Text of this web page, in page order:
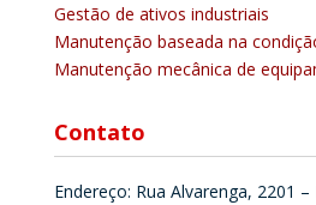
Gestão de ativos industriais
Manutenção baseada na
Manutenção mecânica de
Contato
Endereço: Rua Alvarenga, 2201